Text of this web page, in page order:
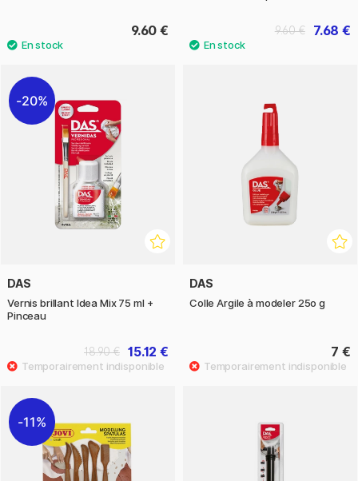
9.60 € 7.68 €
9.60 €
20%
DAS
Vernis brillant Idea Mix 75 ml +
Pinceau
15.12 €
18.90 €
DAS
Colle Argile à modeler 25o g
7 €
11%